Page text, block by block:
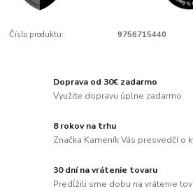
Číslo produktu: 9756715440
Doprava od 30€ zadarmo
Využite dopravu úplne zadarmo
8 rokov na trhu
Značka Kameník Vás presvedčí o
30 dní na vrátenie tovaru
Predĺžili sme dobu na vrátenie